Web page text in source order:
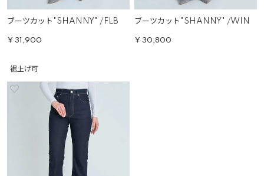
ブーツカット"SHANNY" /FLB
¥ 31,900
ブーツカット"SHANNY" /WIN
¥ 30,800
裾上げ可